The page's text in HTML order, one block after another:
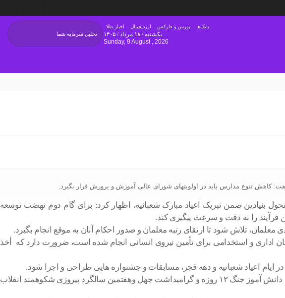
اخبار طلا ارزدیجیتال بورس و فارکس بانک‌ها
یکشنبه / ۱۸ مرداد / ۱۴۰۵
Sunday, 9 August , 2026
کاهش تنوع مدارس باید در اولویتهای شورای عالی آموزش و پرورش قرار بگیرد.
صبح امروز، شنبه ۴ بهمن ماه در جلسه کارگروه سند تحول بنیادین ضمن تبریک اعیاد مبارک شعبانیه، اظهار کرد: برای گام دوم نهضت توسعه
را به دقت و سرعت پیگیری کند.
معلمان، تلاش شود تا ارتقای رتبه معلمان و صدور احکام آنان به موقع انجام بگیرد.
اداری و استخدامی برای تأمین نیروی انسانی انجام شده است، ضرورت دارد که أخذ
اعیاد شعبانیه و دهه فجر، مسابقات و جشنواره هایی طراحی و اجرا شود.
وی تصریح کرد: در ۷۵۰ منطقه کشور نیز، مسابقات ورزشی بین مدرسه ای با عنوان جام اقتدار ایران(یاد واره ۳۴ شهید دانش آموز جنگ ۱۲ روزه و گرامیداشت چهل وهفتمین سالگرد پیروزی شکوهمند انقلاب